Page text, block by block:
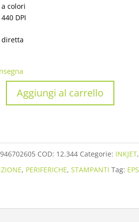
colori
DPI
diretta
Aggiungi al carrello
COD: 12.344 Categorie: INKJET,
, PERIFERICHE,STAMPANTI Tag: